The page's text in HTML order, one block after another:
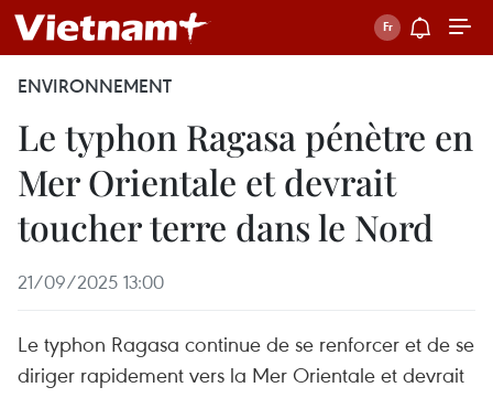
ENVIRONNEMENT
Le typhon Ragasa pénètre en
Mer Orientale et devrait
toucher terre dans le Nord
21/09/2025 13:00
Le typhon Ragasa continue de se renforcer et de se
diriger rapidement vers la Mer Orientale et devrait